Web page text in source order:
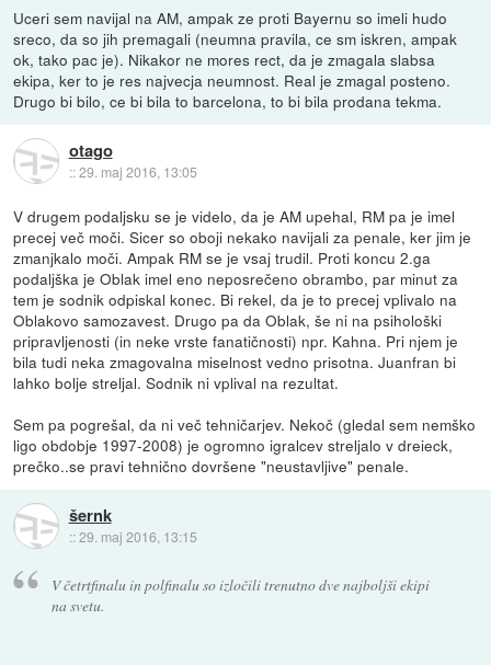
Uceri sem navijal na AM, ampak ze proti Bayernu so imeli hudo
sreco, da so jih premagali (neumna pravila, ce sm iskren, ampak
ok, tako pac je). Nikakor ne mores rect, da je zmagala slabsa
ekipa, ker to je res najvecja neumnost. Real je zmagal posteno.
Drugo bi bilo, ce bi bila to barcelona, to bi bila prodana tekma.
otago
::29. maj 2016, 13:05
V drugem podaljsku se je videlo, da je AM upehal, RM pa je imel
precej več moči. Sicer so oboji nekako navijali za penale, ker jim je
zmanjkalo moči. Ampak RM se je vsaj trudil. Proti koncu 2.ga
podaljška je Oblak imel eno neposrečeno obrambo, par minut za
tem je sodnik odpiskal konec. Bi rekel, da je to precej vplivalo na
Oblakovo samozavest. Drugo pa da Oblak, še ni na psihološki
pripravljenosti (in neke vrste fanatičnosti) npr. Kahna. Pri njem je
bila tudi neka zmagovalna miselnost vedno prisotna. Juanfran bi
lahko bolje streljal. Sodnik ni vplival na rezultat.
Sem pa pogrešal, da ni več tehničarjev. Nekoč (gledal sem nemško
ligo obdobje 1997-2008) je ogromno igralcev streljalo v dreieck,
prečko..se pravi tehnično dovršene "neustavljive" penale.
šernk
::29. maj 2016, 13:15
V četrtfinalu in polfinalu so izločili trenutno dve najboljši ekipi
na svetu.